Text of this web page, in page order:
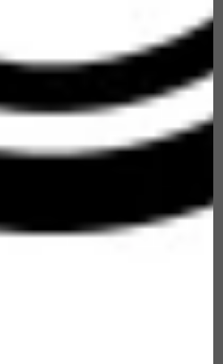
meer glow, meer
Verder winkelen